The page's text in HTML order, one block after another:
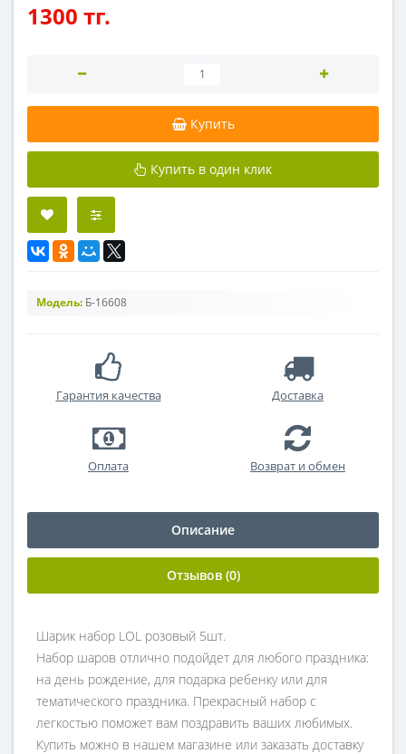
1300 тг.
Купить
Купить в один клик
Модель: Б-16608
Гарантия качества Доставка
Оплата Возврат и обмен
Описание
Отзывов (0)
Шарик набор LOL розовый 5шт.
Набор шаров отлично подойдет для любого праздника:
на день рождение, для подарка ребенку или для
тематического праздника. Прекрасный набор с
легкостью поможет вам поздравить ваших любимых.
Купить можно в нашем магазине или заказать доставку